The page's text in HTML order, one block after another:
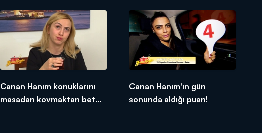
Canan Hanım konuklarını
masadan kovmaktan beter
Canan Hanım'ın gün
sonunda aldığı puan!